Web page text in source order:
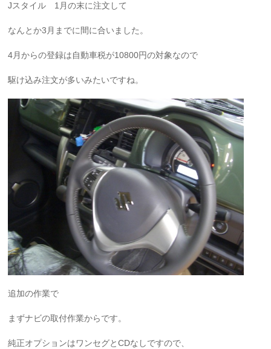
Jスタイル 1月の末に注文して
なんとか3月までに間に合いました。
4月からの登録は自動車税が10800円の対象なので
駆け込み注文が多いみたいですね。
追加の作業で
まずナビの取付作業からです。
純正オプションはワンセグとCDなしですので、